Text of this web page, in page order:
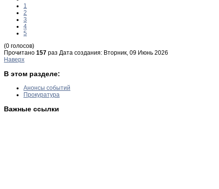
1
2
3
4
5
(0 голосов)
Прочитано 157 раз Дата создания: Вторник, 09 Июнь 2026
Наверх
В этом разделе:
Анонсы событий
Прокуратура
Важные ссылки